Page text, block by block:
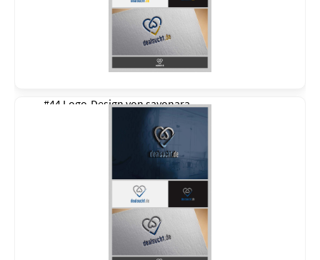
#44 Logo-Design vonsayonara